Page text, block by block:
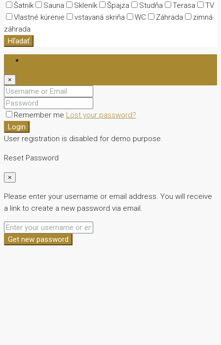
Šatník
Sauna Skleník Špajza Studňa Terasa
TV
Vlastné kúrenie
vstavaná skriňa WC Záhrada
zimná
záhrada
Hľadať
×
Remember me Lost your password?
Login
User registration is disabled for demo purpose.
Reset Password
×
Please enter your username or email address. You will receive
a link to create a new password via email.
Get new password